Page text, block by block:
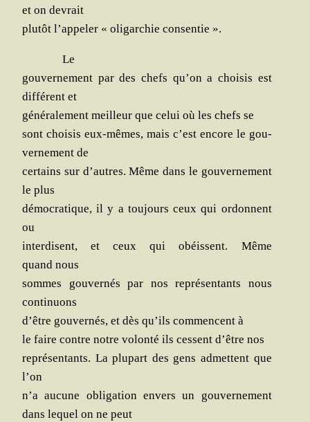
et on devrait
plu­tôt l’appeler « oli­gar­chie consentie ».
Le
gou­ver­ne­ment par des chefs qu’on a choi­sis est
dif­fé­rent et
géné­ra­le­ment meilleur que celui où les chefs se
sont choi­sis eux-mêmes, mais c’est encore le gou­
ver­ne­ment de
cer­tains sur d’autres. Même dans le gou­ver­ne­ment
le plus
démo­cra­tique, il y a tou­jours ceux qui ordonnent
ou
inter­disent, et ceux qui obéissent. Même
quand nous
sommes gou­ver­nés par nos repré­sen­tants nous
continuons
d’être gou­ver­nés, et dès qu’ils com­mencent à
le faire contre notre volon­té ils cessent d’être nos
repré­sen­tants. La plu­part des gens admettent que
l’on
n’a aucune obli­ga­tion envers un gou­ver­ne­ment
dans lequel on ne peut